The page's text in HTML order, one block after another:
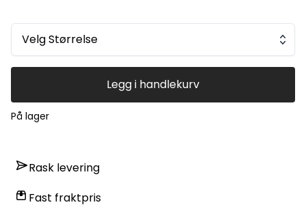
Velg Størrelse
Legg i handlekurv
På lager
Rask levering
Fast fraktpris